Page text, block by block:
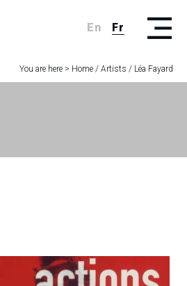
En Fr
You are here > Home / Artists / Léa Fayard